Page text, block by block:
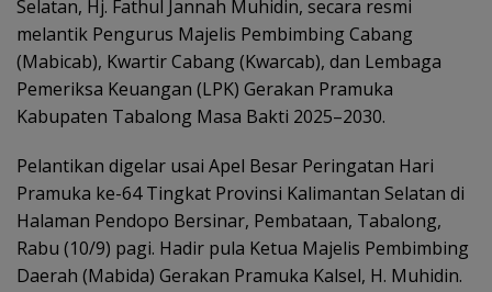
Selatan, Hj. Fathul Jannah Muhidin, secara resmi
melantik Pengurus Majelis Pembimbing Cabang
(Mabicab), Kwartir Cabang (Kwarcab), dan Lembaga
Pemeriksa Keuangan (LPK) Gerakan Pramuka
Kabupaten Tabalong Masa Bakti 2025–2030.
Pelantikan digelar usai Apel Besar Peringatan Hari
Pramuka ke-64 Tingkat Provinsi Kalimantan Selatan di
Halaman Pendopo Bersinar, Pembataan, Tabalong,
Rabu (10/9) pagi. Hadir pula Ketua Majelis Pembimbing
Daerah (Mabida) Gerakan Pramuka Kalsel, H. Muhidin.